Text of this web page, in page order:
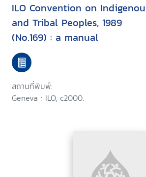
ILO Convention on
and Tribal Peoples, 1989
(No.169) : a manual
สถานที่พิมพ์:
Geneva : ILO, c2000.